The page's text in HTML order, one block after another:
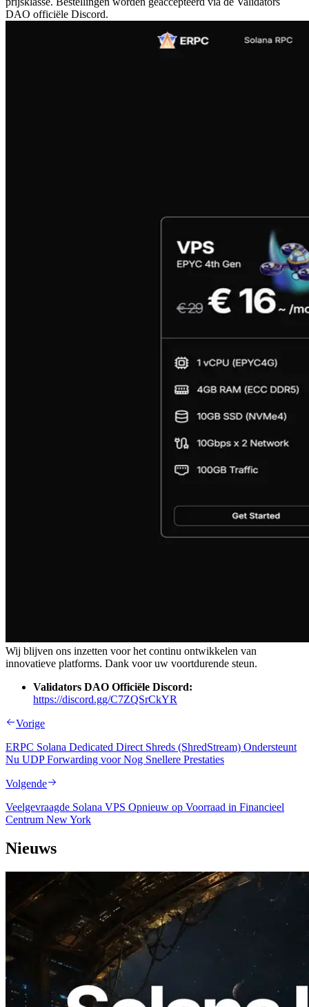
DAO officiële Discord.
Wij blijven ons inzetten voor het continu ontwikkelen van
innovatieve platforms. Dank voor uw voortdurende steun.
Validators DAO Officiële Discord:
https://discord.gg/C7ZQSrCkYR
Vorige
ERPC Solana Dedicated Direct Shreds (ShredStream) Ondersteunt
Nu UDP Forwarding voor Nog Snellere Prestaties
Volgende
Veelgevraagde Solana VPS Opnieuw op Voorraad in Financieel
Centrum New York
Nieuws